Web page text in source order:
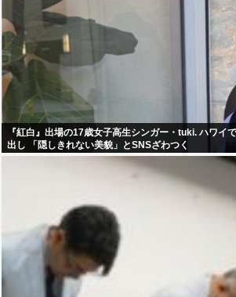
『紅白』出場の17歳女子高生シンガー・tuki. ハワイ
出し 「隠しきれない美貌」とSNSざわつく